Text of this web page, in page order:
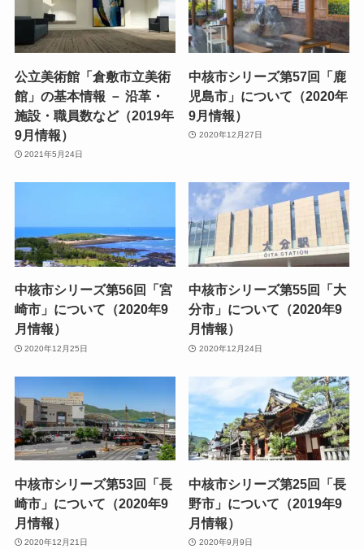
公立美術館「倉敷市立美術
館」の基本情報 － 沿革・
施設・職員数など（2019年
9月情報）
2021年5月24日
中核市シリーズ第57回「鹿
児島市」について（2020年
9月情報）
2020年12月27日
中核市シリーズ第56回「宮
崎市」について（2020年9
月情報）
2020年12月25日
中核市シリーズ第55回「大
分市」について（2020年9
月情報）
2020年12月24日
中核市シリーズ第53回「長
崎市」について（2020年9
月情報）
2020年12月21日
中核市シリーズ第25回「長
野市」について（2019年9
月情報）
2020年9月9日